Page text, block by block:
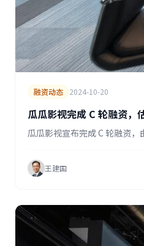
融资动态 2024-10-20
瓜瓜影视完成 C 轮融资，
瓜瓜影视宣布完成 C 轮融资
王建国